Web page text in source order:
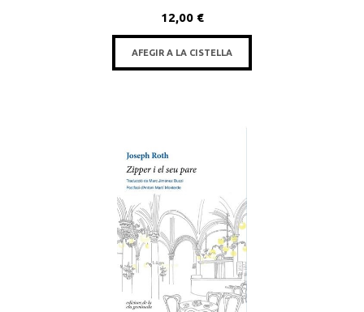
12,00 €
AFEGIR A LA CISTELLA